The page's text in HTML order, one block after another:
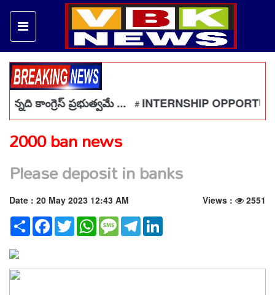
కాంగ్రెస్ ప్రభుత్వమే ... # INTERNSHIP
2000 ban news
Please deposit in banks
Date : 20 May 2023 12:43 AM Views :
2551
Share Facebook
TwitterWhatsAppMessageTelegram